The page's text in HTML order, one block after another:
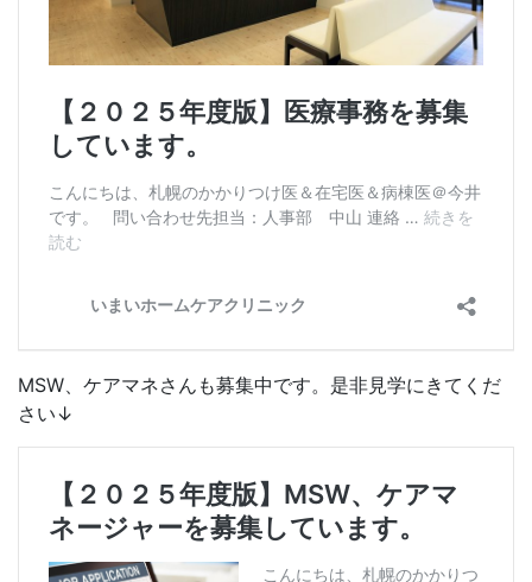
MSW、ケアマネさんも募集中です。是非見学にきてくだ
さい↓